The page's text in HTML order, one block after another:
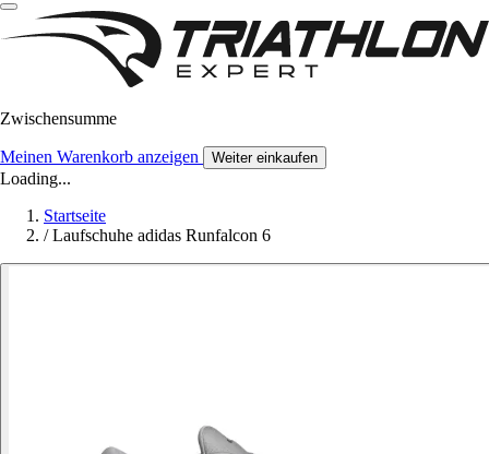
Zwischensumme
Meinen Warenkorb anzeigen Weiter einkaufen
Loading...
Startseite
/ Laufschuhe adidas Runfalcon 6